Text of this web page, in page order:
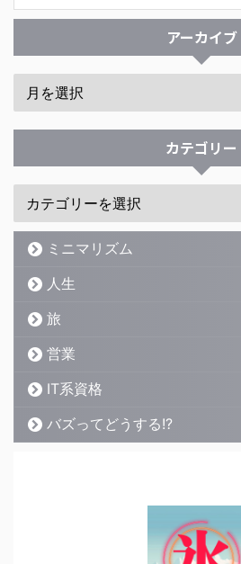
アーカイブ
カテゴリー
ミニマリズム
人生
旅
営業
IT系資格
バズってどうする!?